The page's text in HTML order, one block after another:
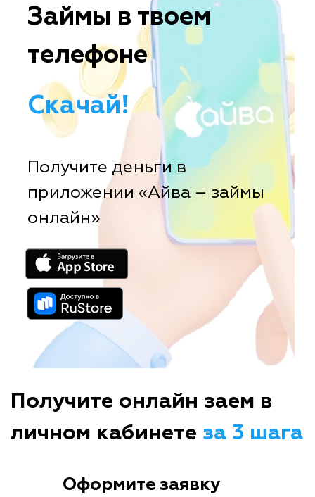
Займы в твоем
телефоне
Скачай!
Получите деньги в
приложении «Айва – займы
онлайн»
Получите онлайн заем в
личном кабинете за 3 шага
Оформите заявку